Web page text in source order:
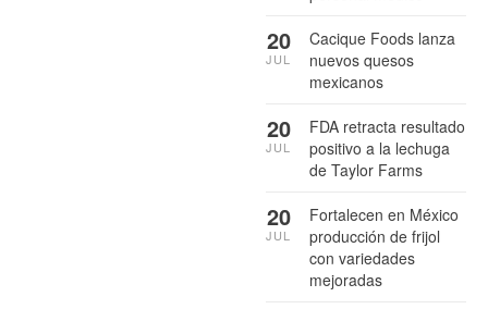
Cacique Foods lanza
nuevos quesos
mexicanos
20
JUL
FDA retracta resultado
positivo a la lechuga
de Taylor Farms
20
JUL
Fortalecen en México
producción de frijol
con variedades
mejoradas
20
JUL